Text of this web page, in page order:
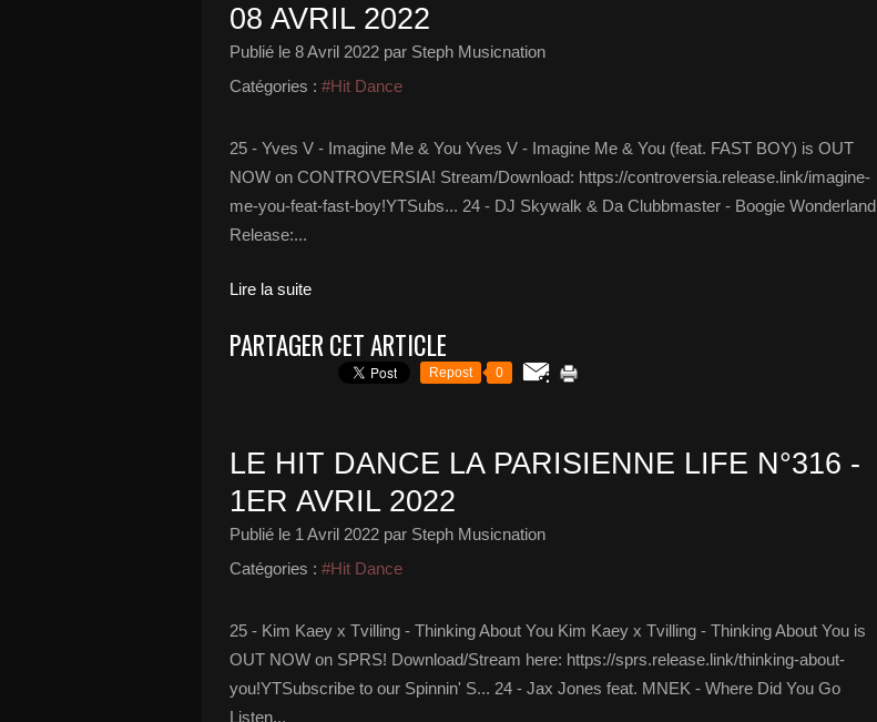
08 AVRIL 2022
Publié le 8 Avril 2022 par Steph Musicnation
Catégories : #Hit Dance
25 - Yves V - Imagine Me & You Yves V - Imagine Me & You (feat. FAST BOY) is OUT
NOW on CONTROVERSIA! Stream/Download: https://controversia.release.link/imagine-
me-you-feat-fast-boy!YTSubs... 24 - DJ Skywalk & Da Clubbmaster - Boogie Wonderland
Release:...
Lire la suite
PARTAGER CET ARTICLE
Repost 0
LE HIT DANCE LA PARISIENNE LIFE N°316 -
1ER AVRIL 2022
Publié le 1 Avril 2022 par Steph Musicnation
Catégories : #Hit Dance
25 - Kim Kaey x Tvilling - Thinking About You Kim Kaey x Tvilling - Thinking About You is
OUT NOW on SPRS! Download/Stream here: https://sprs.release.link/thinking-about-
you!YTSubscribe to our Spinnin' S... 24 - Jax Jones feat. MNEK - Where Did You Go
Listen...